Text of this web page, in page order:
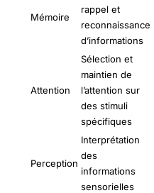
Mémoire
rappel et
reconnaissance
d’informations
Attention
Sélection et
maintien de
l’attention sur
des stimuli
spécifiques
Perception
Interprétation
des
informations
sensorielles